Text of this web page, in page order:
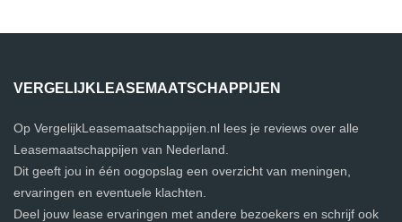
VERGELIJKLEASEMAATSCHAPPIJEN
Op VergelijkLeasemaatschappijen.nl lees je reviews over alle
Leasemaatschappijen van Nederland.
Dit geeft jou in één oogopslag een overzicht van meningen,
ervaringen en eventuele klachten.
Deel jouw lease ervaringen met andere bezoekers en schrijf ook